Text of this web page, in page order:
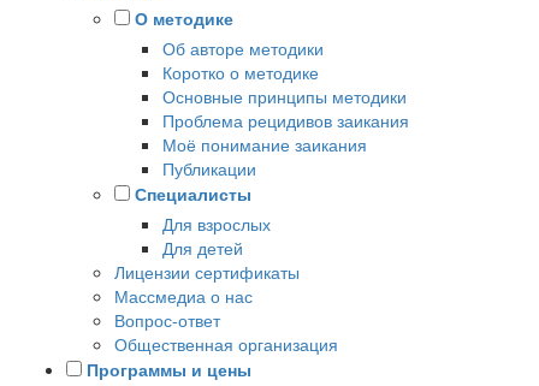
О методике
Об авторе методики
Коротко о методике
Основные принципы методики
Проблема рецидивов заикания
Моё понимание заикания
Публикации
Специалисты
Для взрослых
Для детей
Лицензии сертификаты
Массмедиа о нас
Вопрос-ответ
Общественная организация
Программы и цены